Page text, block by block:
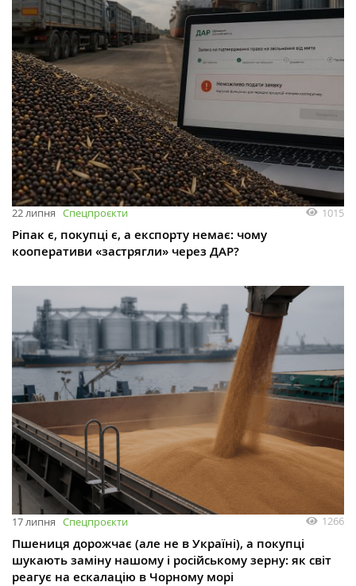
22 липня Спецпроєкти 1015
Ріпак є, покупці є, а експорту немає: чому
кооперативи «застрягли» через ДАР?
17 липня Спецпроєкти 1266
Пшениця дорожчає (але не в Україні), а покупці
шукають заміну нашому і російському зерну: як світ
реагує на ескалацію в Чорному морі